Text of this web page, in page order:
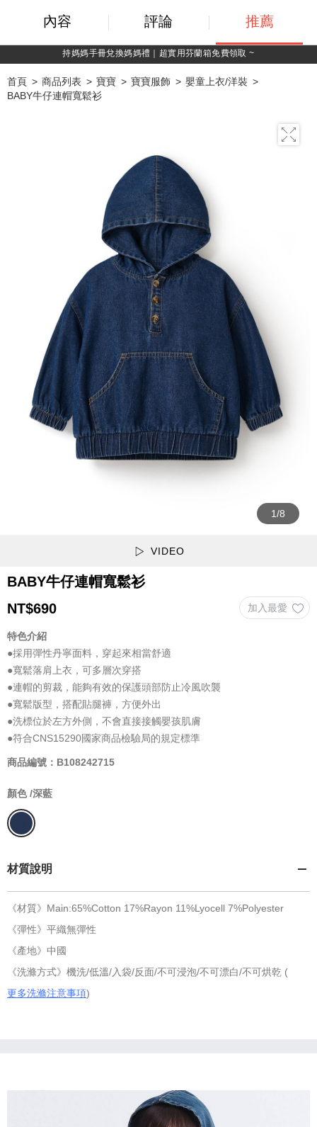
持媽媽手冊兌換媽媽禮｜超實用芬蘭箱免費領取 ~
首頁 商品列表 寶寶 寶寶服飾
嬰童上衣/洋裝
BABY牛仔連帽寬鬆衫
VIDEO
BABY牛仔連帽寬鬆衫
NT$690
特色介紹
●採用彈性丹寧面料，穿起來相當舒適
●寬鬆落肩上衣，可多層次穿搭
●連帽的剪裁，能夠有效的保護頭部防止冷風吹襲
●寬鬆版型，搭配貼腿褲，方便外出
●洗標位於左方外側，不會直接接觸嬰孩肌膚
●符合CNS15290國家商品檢驗局的規定標準
商品編號：B108242715
顏色 /深藍
材質說明
《材質》Main:65%Cotton 17%Rayon 11%Lyocell 7%Polyester
《彈性》平織無彈性
《產地》中國
《洗滌方式》機洗/低溫/入袋/反面/不可浸泡/不可漂白/不可烘乾 (
更多洗滌注意事項)
內容 評論 推薦